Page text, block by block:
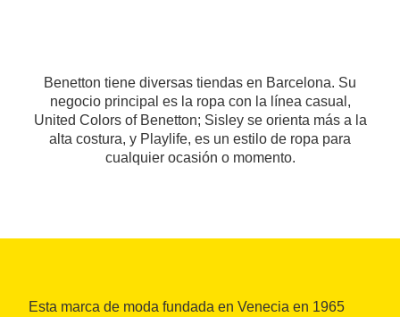
Benetton tiene diversas tiendas en Barcelona. Su
negocio principal es la ropa con la línea casual,
United Colors of Benetton; Sisley se orienta más a la
alta costura, y Playlife, es un estilo de ropa para
cualquier ocasión o momento.
Esta marca de moda fundada en Venecia en 1965